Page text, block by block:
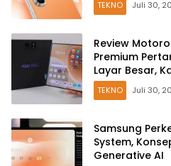
TEKNO Juli 30,
Review
Premium
Layar Besar,
6000mAh
TEKNO Juli 30,
Samsung
System,
Generative AI